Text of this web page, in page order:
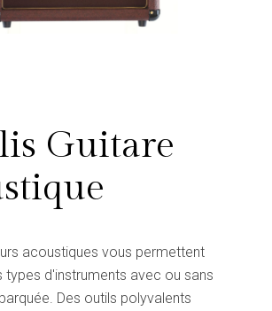
Guitare
acoustiques vous permettent
types d'instruments avec ou sans
Des outils polyvalents